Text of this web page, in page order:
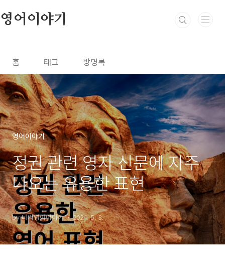
영어이야기
홈 태그 방명록
영어이야기
정권 관련 영자 신문에 자주
나오는 유용한 표현
by 나의영어이야기 2024. 5. 3.